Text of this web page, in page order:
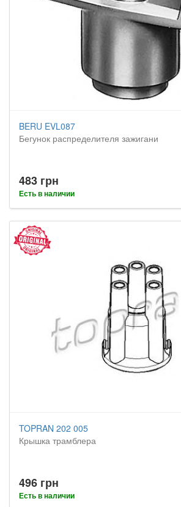
BERU EVL087
Бегунок распределителя зажигани
483 грн
Есть в наличии
TOPRAN 202 005
Крышка трамблера
496 грн
Есть в наличии